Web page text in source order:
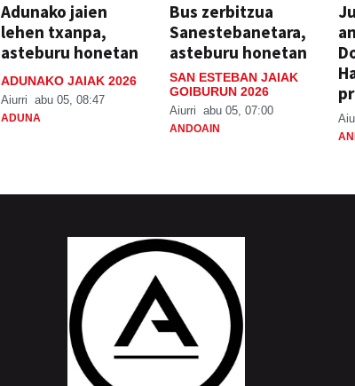
Adunako jaien
lehen txanpa,
asteburu honetan
ADUNAKO JAIAK 2026
Aiurri abu 05, 08:47
ADUNA
Bus zerbitzua
Sanestebanetara,
asteburu honetan
SAN ESTEBAN JAIAK
GOIBURUN 2026
Aiurri abu 05, 07:00
ANDOAIN